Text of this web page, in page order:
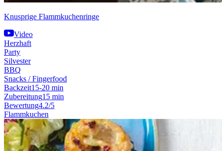
Knusprige Flammkuchenringe
Video
Herzhaft
Party
Silvester
BBQ
Snacks / Fingerfood
Backzeit15-20 min
Zubereitung15 min
Bewertung4.2/5
Flammkuchen